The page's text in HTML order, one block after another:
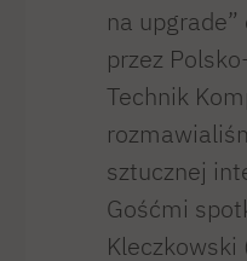
na
przez
Technik
sztucznej
Gośćmi
Kleczkowski